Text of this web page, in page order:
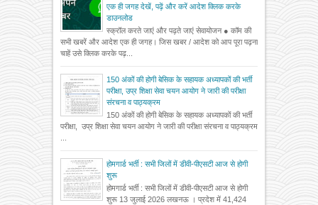
एक ही जगह देखें, पढ़ें और करें आदेश क्लिक करके
डाउनलोड
स्क्रॉल करते जाएं और पढ़ते जाएं सेवायोजन ● कॉम की
सभी खबरें और आदेश एक ही जगह। जिस खबर / आदेश को आप पूरा पढ़ना
चाहें उसे क्लिक करके पढ़...
150 अंकों की होगी बेसिक के सहायक अध्यापकों की भर्ती
परीक्षा, उप्र शिक्षा सेवा चयन आयोग ने जारी की परीक्षा
संरचना व पाठ्यक्रम
150 अंकों की होगी बेसिक के सहायक अध्यापकों की भर्ती
परीक्षा, उप्र शिक्षा सेवा चयन आयोग ने जारी की परीक्षा संरचना व पाठ्यक्रम
होमगार्ड भर्ती : सभी जिलों में डीवी-पीएसटी आज से होगी
शुरू
होमगार्ड भर्ती : सभी जिलों में डीवी-पीएसटी आज से होगी
शुरू 13 जुलाई 2026 लखनऊ । प्रदेश में 41,424